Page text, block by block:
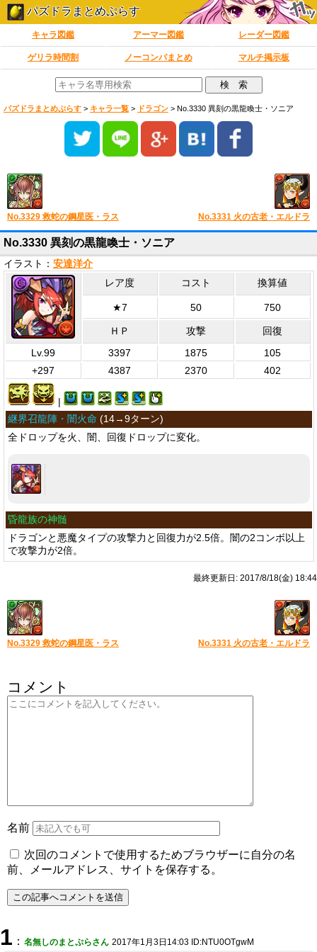
パズドラまとめぷらす
キャラ図鑑 アーマー図鑑 レーダー図鑑
ゲリラ時間割 ノーコンパまとめ マルチ掲示板
パズドラまとめぷらす > キャラ一覧 > ドラゴン > No.3330 異刻の黒龍喚士・ソニア
No.3329 救蛇の鋼星医・ラス No.3331 火の古老・エルドラ
No.3330 異刻の黒龍喚士・ソニア
イラスト： 安達洋介
レア度 コスト 換算値
★7 50 750
ＨＰ 攻撃
回復
Lv.99
3397 1875
105
+297
4387 2370 402
|
継界召龍陣・闇火命 (14→9ターン)
全ドロップを火、闇、回復ドロップに変化。
昏龍族の神髄
ドラゴンと悪魔タイプの攻撃力と回復力が2.5倍。闇の2コンボ以上
で攻撃力が2倍。
最終更新日: 2017/8/18(金) 18:44
No.3329 救蛇の鋼星医・ラス No.3331 火の古老・エルドラ
コメント
名前
次回のコメントで使用するためブラウザーに自分の名
前、メールアドレス、サイトを保存する。
1 ： 名無しのまとぷらさん 2017年1月3日14:03 ID:NTU0OTgwM